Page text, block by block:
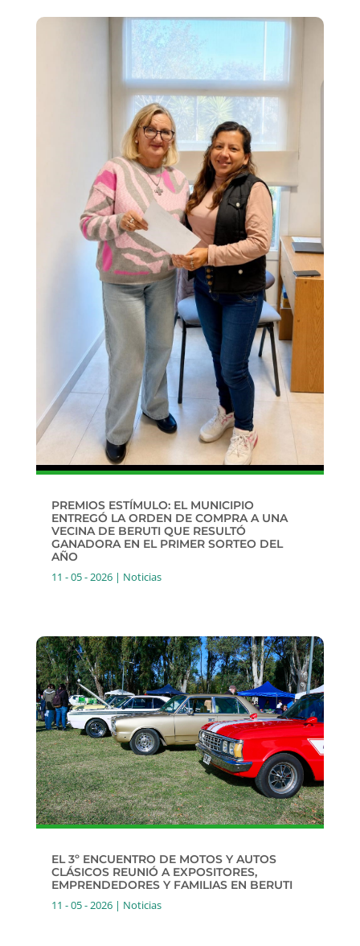
PREMIOS ESTÍMULO: EL MUNICIPIO
ENTREGÓ LA ORDEN DE COMPRA A UNA
VECINA DE BERUTI QUE RESULTÓ
GANADORA EN EL PRIMER SORTEO DEL
AÑO
11 - 05 - 2026| Noticias
EL 3º ENCUENTRO DE MOTOS Y AUTOS
CLÁSICOS REUNIÓ A EXPOSITORES,
EMPRENDEDORES Y FAMILIAS EN BERUTI
11 - 05 - 2026| Noticias